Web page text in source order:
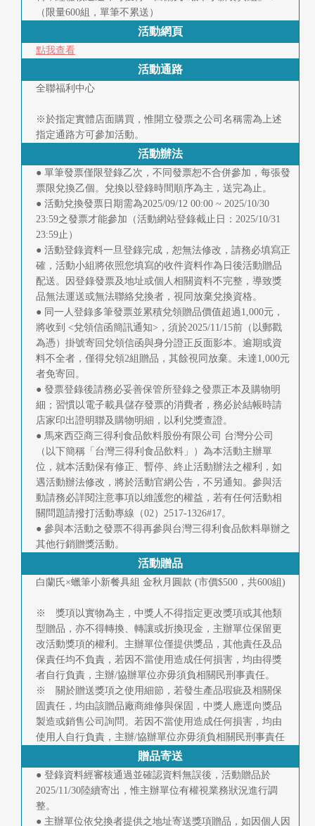
（限量600組，單筆不累送）
活動網頁
點我查看
活動通路
全聯福利中心
※於指定實體店面購買，惟開立發票之公司名稱需為上述
指定通路方可參加活動。
活動辦法
● 單筆發票僅限登錄乙次，不同發票恕不合併參加，每張發
票限兌換乙個。兌換以登錄時間順序為主，送完為止。
● 活動兌換發票日期需為2025/09/12 00:00 ~ 2025/10/30
23:59之發票才能參加（活動網站登錄截止日：2025/10/31
23:59止）
● 活動登錄資料一旦登錄完成，恕無法修改，請務必填寫正
確，活動小組將依照您填寫的收件資料作為日後活動贈品
配送。因登錄發票及地址或個人相關資料不完整，導致獎
品無法運送或無法聯絡兌換者，視同放棄兌換資格。
● 同一人登錄多筆發票並累積兌領贈品價值超過1,000元，
將收到 <兌領信函簡訊通知>，須於2025/11/15前（以郵戳
為憑）掛號寄回兌領信函與身分證正反面影本。逾期或資
料不全者，僅得兌領2組贈品，其餘視同放棄。未達1,000元
者免寄回。
● 發票登錄後請務必妥善保管所登錄之發票正本及購物明
細；習慣以電子載具儲存發票的消費者，務必於結帳時請
店家印出證明聯及購物明細，以利兌獎查證。
● 馬來西亞商三得利食品飲料股份有限公司 台灣分公司
（以下簡稱「台灣三得利食品飲料」）為本活動主辦單
位，就本活動保有修正、暫停、終止活動辦法之權利，如
遇活動辦法修改，將於活動官網公告，不另通知。參與活
動請務必詳閱注意事項以維護您的權益，若有任何活動相
關問題請撥打活動專線（02）2517-1326#17。
● 參與本活動之發票不得再參與台灣三得利食品飲料舉辦之
其他行銷贈獎活動。
活動贈品
白蘭氏×蠟筆小新餐具組 金秋月圓款 (市價$500，共600組)
※ 獎項以實物為主，中獎人不得指定更改獎項或其他類
型贈品，亦不得轉換、轉讓或折換現金，主辦單位保留更
改活動獎項的權利。主辦單位僅提供獎品，其他責任及品
保責任均不負責，若因不當使用造成任何損害，均由得獎
者自行負責，主辦/協辦單位亦毋須負相關民刑事責任。
※ 關於贈送獎項之使用細節，若發生產品瑕疵及相關保
固責任，均由該贈品廠商維修與保固，中獎人應逕向獎品
製造或銷售公司詢問。若因不當使用造成任何損害，均由
使用人自行負責，主辦/協辦單位亦毋須負相關民刑事責任
贈品寄送
● 登錄資料經審核通過並確認資料無誤後，活動贈品於
2025/11/30陸續寄出，惟主辦單位有權視業務狀況進行調
整。
● 主辦單位依兌換者提供之地址寄送獎項贈品，如因個人因